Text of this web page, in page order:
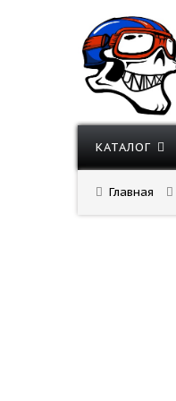
КАТАЛОГ
Главная